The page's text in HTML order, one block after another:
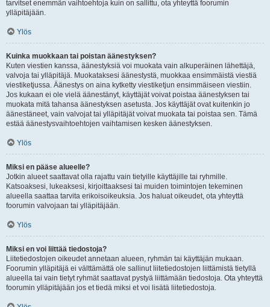
tarvitset enemmän vaihtoehtoja kuin on sallittu, ota yhteyttä foorumin
ylläpitäjään.
Ylös
Kuinka muokkaan tai poistan äänestyksen?
Kuten viestien kanssa, äänestyksiä voi muokata vain alkuperäinen lähettäjä,
valvoja tai ylläpitäjä. Muokataksesi äänestystä, muokkaa ensimmäistä viestiä
viestiketjussa. Äänestys on aina kytketty viestiketjun ensimmäiseen viestiin.
Jos kukaan ei ole vielä äänestänyt, käyttäjät voivat poistaa äänestyksen tai
muokata mitä tahansa äänestyksen asetusta. Jos käyttäjät ovat kuitenkin jo
äänestäneet, vain valvojat tai ylläpitäjät voivat muokata tai poistaa sen. Tämä
estää äänestysvaihtoehtojen vaihtamisen kesken äänestyksen.
Ylös
Miksi en pääse alueelle?
Jotkin alueet saattavat olla rajattu vain tietyille käyttäjille tai ryhmille.
Katsoaksesi, lukeaksesi, kirjoittaaksesi tai muiden toimintojen tekeminen
alueella saattaa tarvita erikoisoikeuksia. Jos haluat oikeudet, ota yhteyttä
foorumin valvojaan tai ylläpitäjään.
Ylös
Miksi en voi liittää tiedostoja?
Liitetiedostojen oikeudet annetaan alueen, ryhmän tai käyttäjän mukaan.
Foorumin ylläpitäjä ei välttämättä ole sallinut liitetiedostojen liittämistä tietyllä
alueella tai vain tietyt ryhmät saattavat pystyä liittämään tiedostoja. Ota yhteyttä
foorumin ylläpitäjään jos et tiedä miksi et voi lisätä liitetiedostoja.